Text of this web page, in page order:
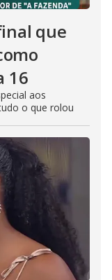
que
16
aos
o que rolou